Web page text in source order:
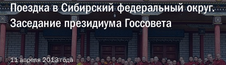
Поездка в Сибирский федеральный округ.
Заседание президиума Госсовета
11 апреля 2013 года